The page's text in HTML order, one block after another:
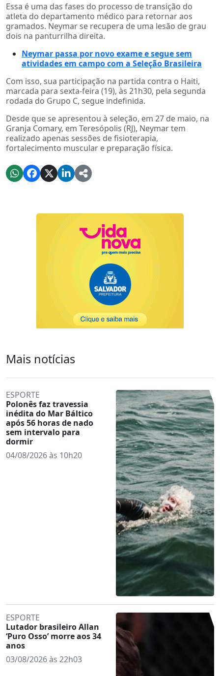
Essa é uma das fases do processo de transição do
atleta do departamento médico para retornar aos
gramados. Neymar se recupera de uma lesão de grau
dois na panturrilha direita.
Neymar passa por novo exame e segue sem
atividades em campo com a Seleção Brasileira
Com isso, sua participação na partida contra o Haiti,
marcada para sexta-feira (19), às 21h30, pela segunda
rodada do Grupo C, segue indefinida.
Desde que se apresentou à seleção, em 27 de maio, na
Granja Comary, em Teresópolis (RJ), Neymar tem
realizado apenas sessões de fisioterapia,
fortalecimento muscular e preparação física.
Mais notícias
ESPORTE
Polonês faz travessia
inédita do Mar Báltico
após 56 horas de nado
sem intervalo para
dormir
04/08/2026 às 10h20
ESPORTE
Lutador brasileiro Allan
‘Puro Osso’ morre aos 34
anos
03/08/2026 às 22h03